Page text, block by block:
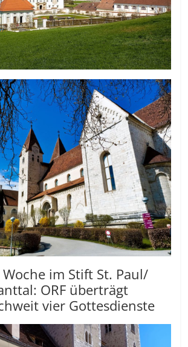
im Stift St. Paul/
ORF überträgt
vier Gottesdienste